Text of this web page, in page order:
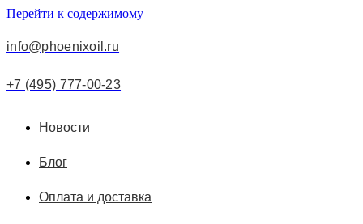
Перейти к содержимому
info@phoenixoil.ru
+7 (495) 777-00-23
Новости
Блог
Оплата и доставка